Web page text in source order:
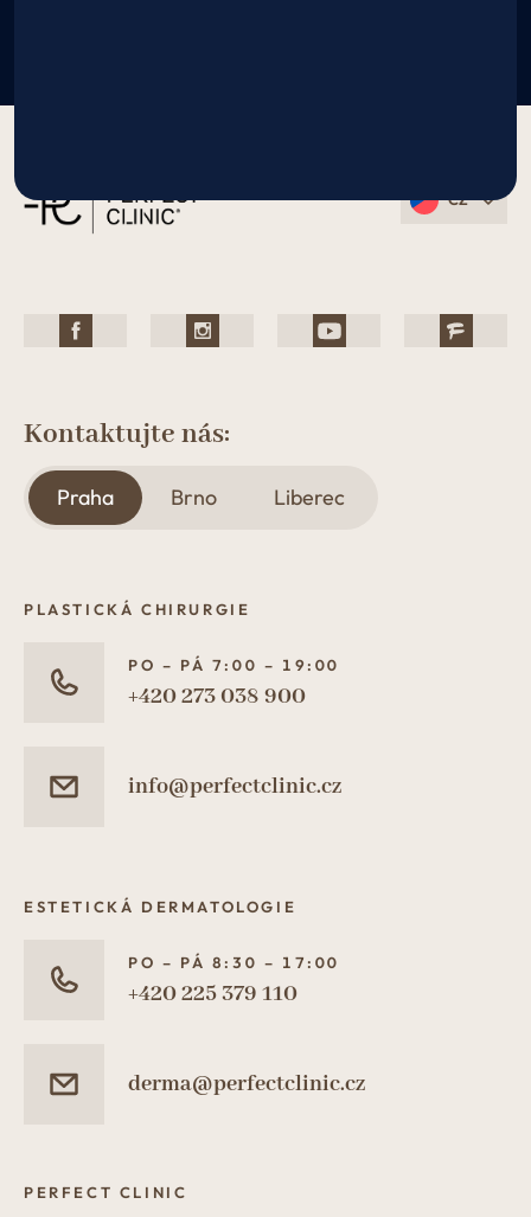
CZ
Kontaktujte nás:
Praha Brno Liberec
PLASTICKÁ CHIRURGIE
PO – PÁ 7:00 – 19:00
+420 273 038 900
info@perfectclinic.cz
ESTETICKÁ DERMATOLOGIE
PO – PÁ 8:30 – 17:00
+420 225 379 110
derma@perfectclinic.cz
PERFECT CLINIC